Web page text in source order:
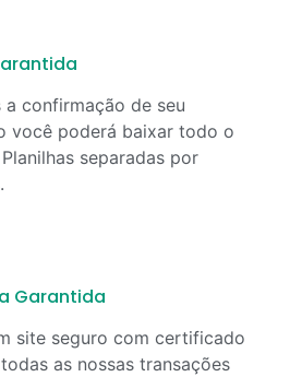
a confirmação de seu
você poderá baixar todo o
separadas por
Garantida
site seguro com certificado
as nossas transações